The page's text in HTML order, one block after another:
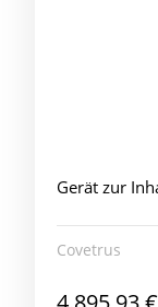
Gerät zur
Covetrus